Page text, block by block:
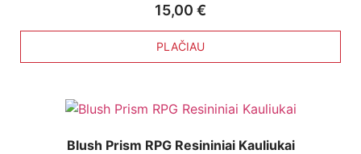
15,00 €
PLAČIAU
Blush Prism RPG Resininiai Kauliukai